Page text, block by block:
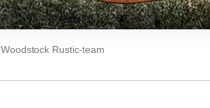
Woodstock Rustic-team